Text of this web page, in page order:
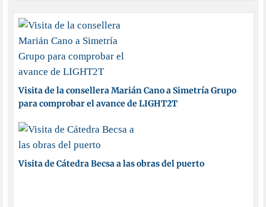
Visita de la consellera Marián Cano a Simetría Grupo
para comprobar el avance de LIGHT2T
Visita de Cátedra Becsa a las obras del puerto